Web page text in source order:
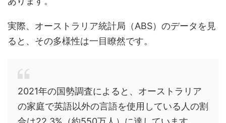
実際、オーストラリア統計局（ABS）のデータを見
ると、その多様性は一目瞭然です。
2021年の国勢調査によると、オーストラリア
の家庭で英語以外の言語を使用している人の割